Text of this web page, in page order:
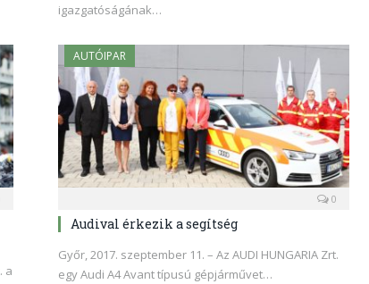
igazgatóságának…
a
AUTÓIPAR
0
Audival érkezik a segítség
Győr, 2017. szeptember 11. – Az AUDI HUNGARIA Zrt.
egy Audi A4 Avant típusú gépjárművet…